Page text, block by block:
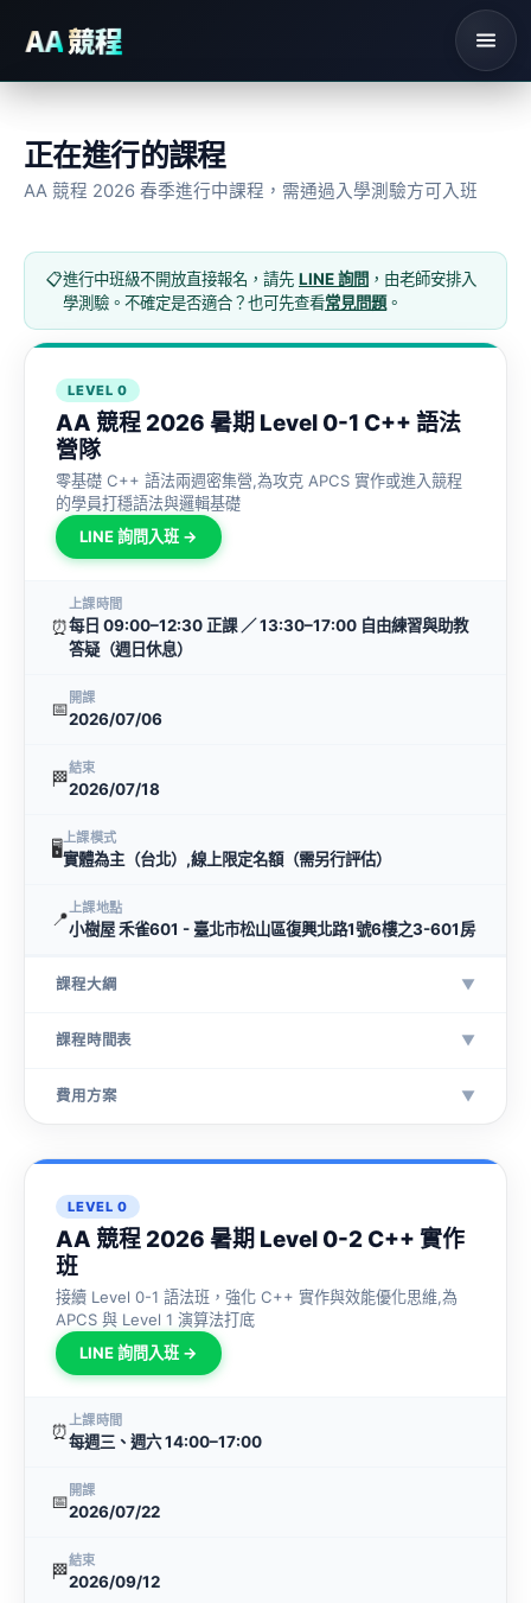
AA競程
正在進行的課程
AA 競程 2026 春季進行中課程，需通過入學測驗方可入班
📋進行中班級不開放直接報名，請先 LINE 詢問 ，由老師安排入
學測驗。不確定是否適合？也可先查看常見問題。
LEVEL 0
AA 競程 2026 暑期 Level 0-1 C++ 語法
營隊
零基礎 C++ 語法兩週密集營,為攻克 APCS 實作或進入競程
的學員打穩語法與邏輯基礎
LINE 詢問入班 →
⏰
上課時間
每日 09:00–12:30 正課 ／ 13:30–17:00 自由練習與助教
答疑（週日休息）
📅 開課
2026/07/06
🏁結束
2026/07/18
🖥上課模式
實體為主（台北）,線上限定名額（需另行評估）
📍上課地點
小樹屋 禾雀601 - 臺北市松山區復興北路1號6樓之3-601房
課程大綱 ▼
課程時間表 ▼
費用方案 ▼
LEVEL 0
AA 競程 2026 暑期 Level 0-2 C++ 實作
班
接續 Level 0-1 語法班，強化 C++ 實作與效能優化思維,為
APCS 與 Level 1 演算法打底
LINE 詢問入班 →
⏰上課時間
每週三、週六 14:00–17:00
📅 開課
2026/07/22
🏁結束
2026/09/12